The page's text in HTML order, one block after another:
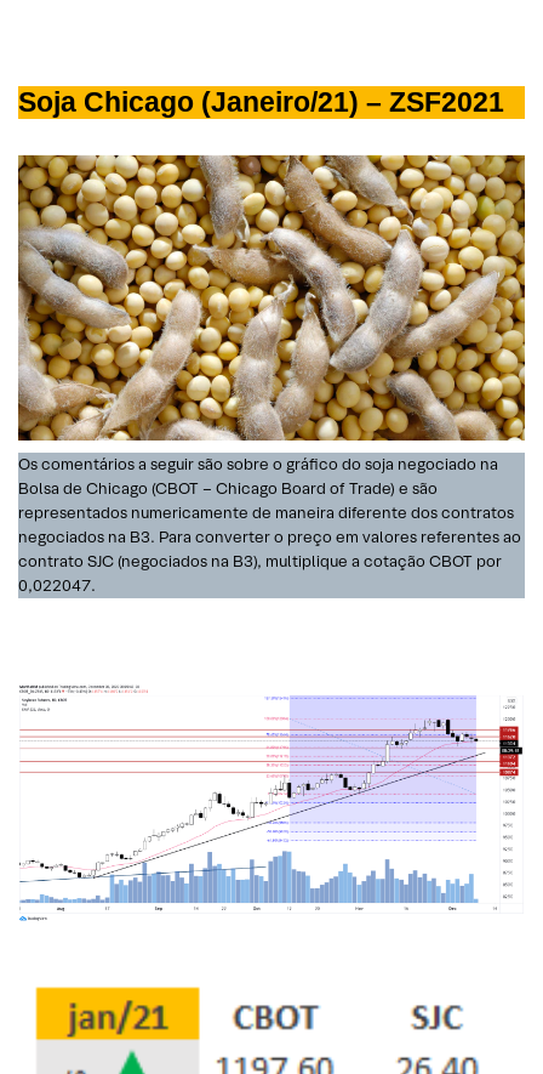
Soja Chicago (Janeiro/21) – ZSF2021
Os comentários a seguir são sobre o gráfico do soja negociado na
Bolsa de Chicago (CBOT – Chicago Board of Trade) e são
representados numericamente de maneira diferente dos contratos
negociados na B3. Para converter o preço em valores referentes ao
contrato SJC (negociados na B3), multiplique a cotação CBOT por
0,022047.